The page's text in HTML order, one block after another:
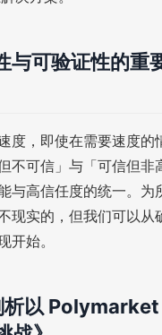
与可验证性的重
度，即使在需要速度的
不可信」与「可信但非
与高信任度的统一。为
现实的，但我们可以从
开始。
析以 Polymarket